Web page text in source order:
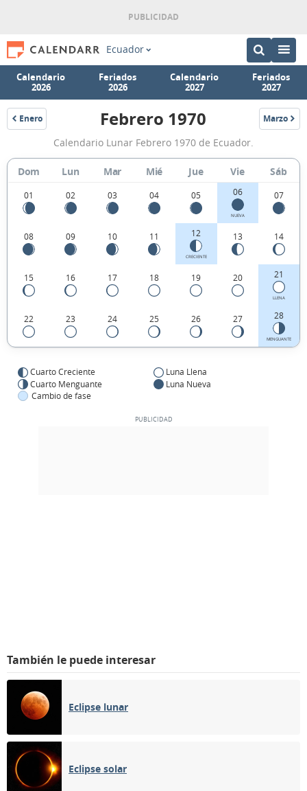
Ecuador
Calendario
2026
Feriados
2026
Calendario
2027
Feriados
2027
Enero
1970
Calendario
Lunar
Febrero
1970
de
Ecuador.
Febrero 1970 Marzo
1970
Calendario Lunar Febrero 1970 de Ecuador.
Dom Lun Mar Mié Jue Vie Sáb
01 02 03 04 05 06
NUEVA
07
08 09 10 11 12
CRECIENTE
13 14
15 16 17 18 19 20 21
LLENA
22 23 24 25 26 27 28
MENGUANTE
Cuarto Creciente
Luna Llena
Cuarto Menguante
Luna Nueva
Cambio de fase
También le puede interesar
Eclipse lunar
Eclipse solar